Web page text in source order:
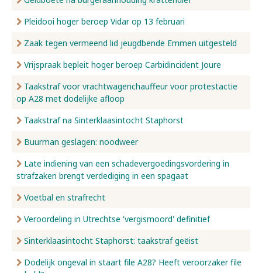
Pleidooi hoger beroep Vidar op 13 februari
Zaak tegen vermeend lid jeugdbende Emmen uitgesteld
Vrijspraak bepleit hoger beroep Carbidincident Joure
Taakstraf voor vrachtwagenchauffeur voor protestactie
op A28 met dodelijke afloop
Taakstraf na Sinterklaasintocht Staphorst
Buurman geslagen: noodweer
Late indiening van een schadevergoedingsvordering in
strafzaken brengt verdediging in een spagaat
Voetbal en strafrecht
Veroordeling in Utrechtse 'vergismoord' definitief
Sinterklaasintocht Staphorst: taakstraf geëist
Dodelijk ongeval in staart file A28? Heeft veroorzaker file